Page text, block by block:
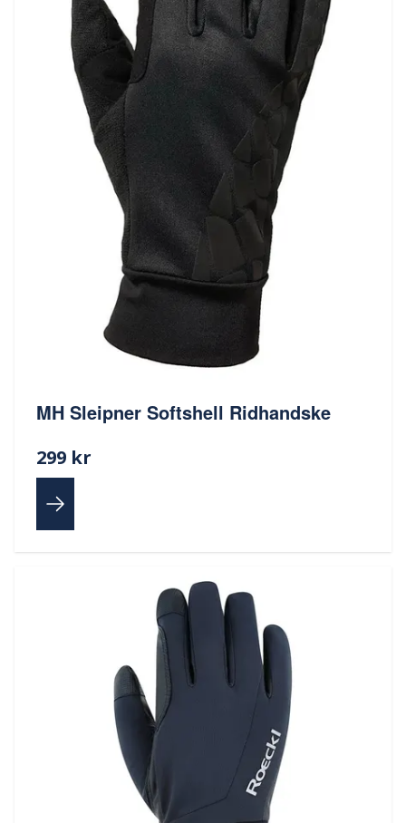
MH Sleipner Softshell Ridhandske
299 kr